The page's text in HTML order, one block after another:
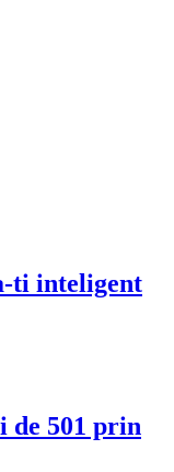
ti inteligent
de 501 prin